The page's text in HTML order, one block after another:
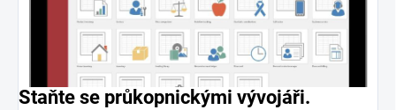
Staňte se průkopnickými vývojáři.